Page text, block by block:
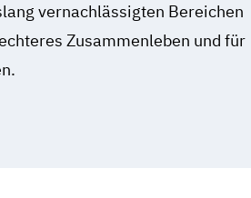
vernachlässigten Bereichen
Zusammenleben und für